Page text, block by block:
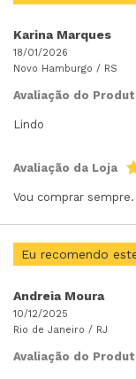
Karina Marques
18/01/2026
Novo Hamburgo / RS
Avaliação do
Lindo
Avaliação da Loja
Vou comprar sempre.
Eu recomendo
Andreia Moura
10/12/2025
Rio de Janeiro / RJ
Avaliação do